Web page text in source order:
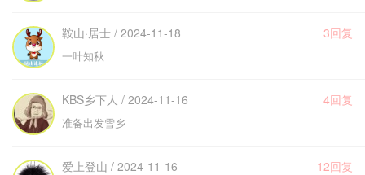
鞍山·居士 / 2024-11-18 3回复
一叶知秋
KBS乡下人 / 2024-11-16 4回复
准备出发雪乡
爱上登山 / 2024-11-16 12回复